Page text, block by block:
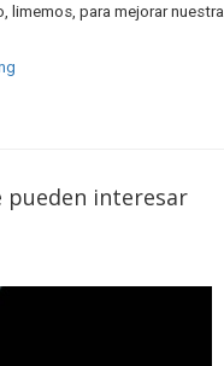
limemos, para mejorar
pueden interesar